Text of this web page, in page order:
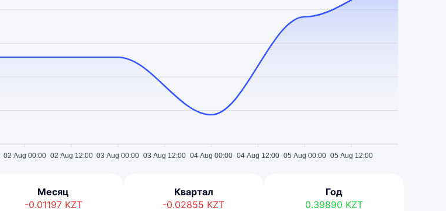
02 Aug 00:00 02 Aug 12:00 03 Aug 00:00 03 Aug 12:00 04 Aug 00:00 04 Aug 12:00 05 Aug 00:00 05 Aug 12:00
Месяц
-0.01197 KZT
Квартал
-0.02855 KZT
Год
0.39890 KZT